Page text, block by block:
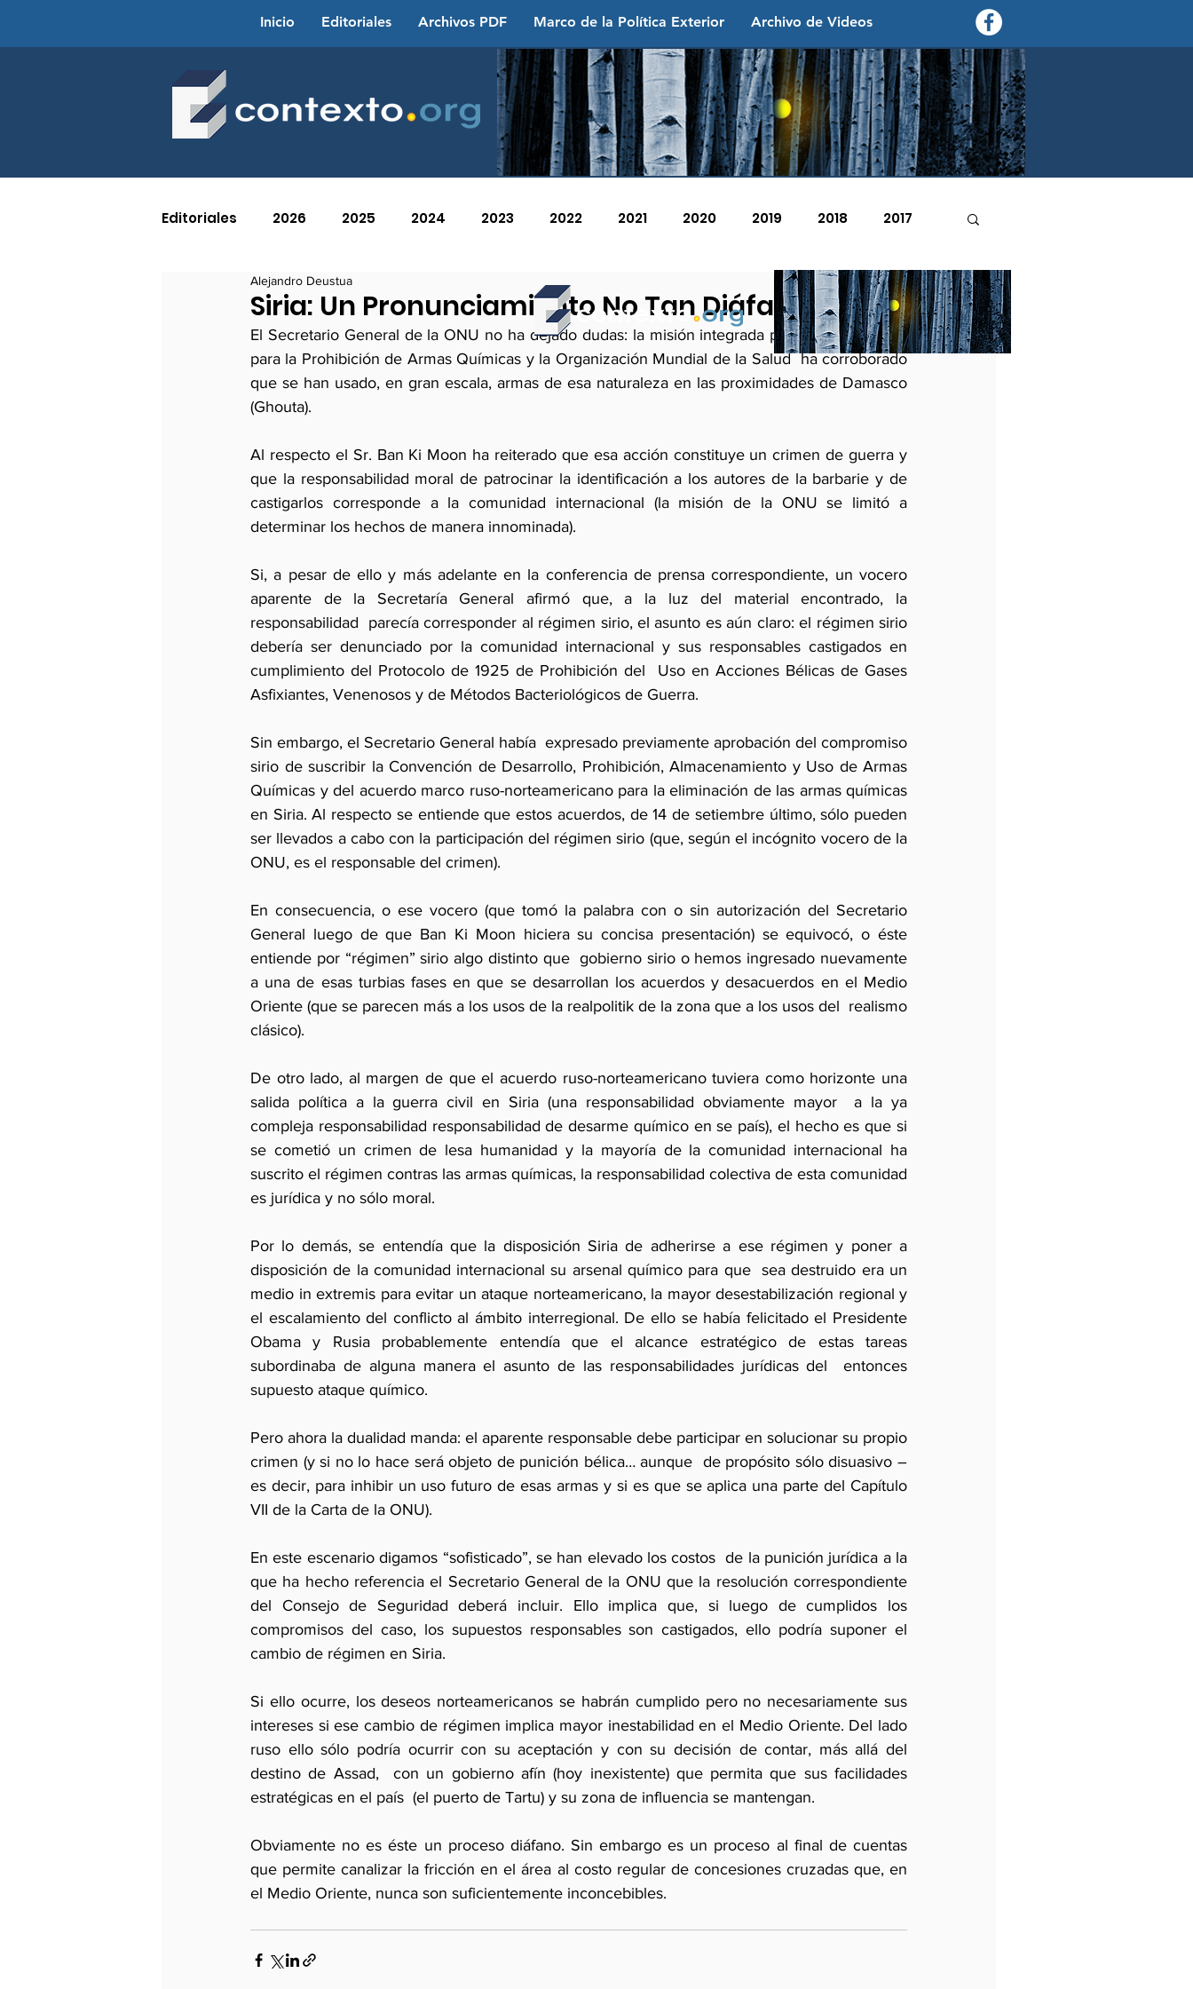
Inicio Editoriales Archivos PDF Marco de la Política Exterior Archivo de Videos
contexto - politica exterior
Editoriales 2026 2025 2024 2023 2022 2021 2020 2019 2018 2017
2015 2014 2011 2008 2007 2006
2004 2003
Siria: Un Pronunciamiento No Tan Diáfano
Alejandro Deustua
El Secretario General de la ONU no ha dejado dudas: la misión integrada por la Organización
para la Prohibición de Armas Químicas y la Organización Mundial de la Salud  ha corroborado
que se han usado, en gran escala, armas de esa naturaleza en las proximidades de Damasco
(Ghouta).
Al respecto el Sr. Ban Ki Moon ha reiterado que esa acción constituye un crimen de guerra y
que la responsabilidad moral de patrocinar la identificación a los autores de la barbarie y de
castigarlos corresponde a la comunidad internacional (la misión de la ONU se limitó a
determinar los hechos de manera innominada).
Si, a pesar de ello y más adelante en la conferencia de prensa correspondiente, un vocero
aparente de la Secretaría General afirmó que, a la luz del material encontrado, la
responsabilidad  parecía corresponder al régimen sirio, el asunto es aún claro: el régimen sirio
debería ser denunciado por la comunidad internacional y sus responsables castigados en
cumplimiento del Protocolo de 1925 de Prohibición del  Uso en Acciones Bélicas de Gases
Asfixiantes, Venenosos y de Métodos Bacteriológicos de Guerra.
Sin embargo, el Secretario General había  expresado previamente aprobación del compromiso
sirio de suscribir la Convención de Desarrollo, Prohibición, Almacenamiento y Uso de Armas
Químicas y del acuerdo marco ruso-norteamericano para la eliminación de las armas químicas
en Siria. Al respecto se entiende que estos acuerdos, de 14 de setiembre último, sólo pueden
ser llevados a cabo con la participación del régimen sirio (que, según el incógnito vocero de la
ONU, es el responsable del crimen).
En consecuencia, o ese vocero (que tomó la palabra con o sin autorización del Secretario
General luego de que Ban Ki Moon hiciera su concisa presentación) se equivocó, o éste
entiende por “régimen” sirio algo distinto que  gobierno sirio o hemos ingresado nuevamente
a una de esas turbias fases en que se desarrollan los acuerdos y desacuerdos en el Medio
Oriente (que se parecen más a los usos de la realpolitik de la zona que a los usos del  realismo
clásico).
De otro lado, al margen de que el acuerdo ruso-norteamericano tuviera como horizonte una
salida política a la guerra civil en Siria (una responsabilidad obviamente mayor  a la ya
compleja responsabilidad responsabilidad de desarme químico en se país), el hecho es que si
se cometió un crimen de lesa humanidad y la mayoría de la comunidad internacional ha
suscrito el régimen contras las armas químicas, la responsabilidad colectiva de esta comunidad
es jurídica y no sólo moral.
Por lo demás, se entendía que la disposición Siria de adherirse a ese régimen y poner a
disposición de la comunidad internacional su arsenal químico para que  sea destruido era un
medio in extremis para evitar un ataque norteamericano, la mayor desestabilización regional y
el escalamiento del conflicto al ámbito interregional. De ello se había felicitado el Presidente
Obama y Rusia probablemente entendía que el alcance estratégico de estas tareas
subordinaba de alguna manera el asunto de las responsabilidades jurídicas del  entonces
supuesto ataque químico.
Pero ahora la dualidad manda: el aparente responsable debe participar en solucionar su propio
crimen (y si no lo hace será objeto de punición bélica… aunque  de propósito sólo disuasivo –
es decir, para inhibir un uso futuro de esas armas y si es que se aplica una parte del Capítulo
VII de la Carta de la ONU).
En este escenario digamos “sofisticado”, se han elevado los costos  de la punición jurídica a la
que ha hecho referencia el Secretario General de la ONU que la resolución correspondiente
del Consejo de Seguridad deberá incluir. Ello implica que, si luego de cumplidos los
compromisos del caso, los supuestos responsables son castigados, ello podría suponer el
cambio de régimen en Siria.
Si ello ocurre, los deseos norteamericanos se habrán cumplido pero no necesariamente sus
intereses si ese cambio de régimen implica mayor inestabilidad en el Medio Oriente. Del lado
ruso ello sólo podría ocurrir con su aceptación y con su decisión de contar, más allá del
destino de Assad,  con un gobierno afín (hoy inexistente) que permita que sus facilidades
estratégicas en el país  (el puerto de Tartu) y su zona de influencia se mantengan.
Obviamente no es éste un proceso diáfano. Sin embargo es un proceso al final de cuentas
que permite canalizar la fricción en el área al costo regular de concesiones cruzadas que, en
el Medio Oriente, nunca son suficientemente inconcebibles.